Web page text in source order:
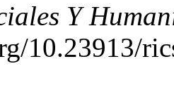
Y
10.23913/